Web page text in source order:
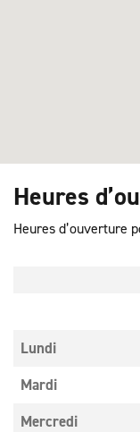
Heures
Heures d’ouverture
Lundi
Mardi
Mercredi